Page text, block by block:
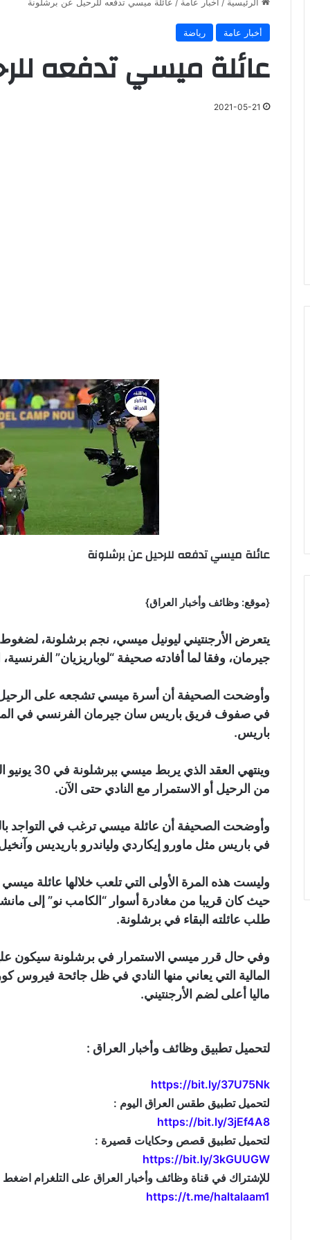
أخبار عامة رياضة
عائلة ميسي تدفعه
2021-05-21
عائلة ميسي تدفعه للرحيل عن برشلونة
{موقع: وظائف وأخبار العراق}
يتعرض الأرجنتيني ليونيل ميسي، نجم برشلونة،
جيرمان، وفقا لما أفادته صحيفة “لوباريزيان”
وأوضحت الصحيفة أن أسرة ميسي تشجعه على الرحيل
في صفوف فريق باريس سان جيرمان الفرنسي في
باريس.
وينتهي
من الرحيل أو الاستمرار مع النادي حتى الآن.
وأوضحت الصحيفة أن عائلة ميسي ترغب في التواجد
في باريس مثل ماورو إيكاردي ولياندرو باريديس
حيث كان قريبا من مغادرة أسوار “الكامب نو” إلى
طلب عائلته البقاء في برشلونة.
وفي حال قرر ميسي الاستمرار في برشلونة سيكون
المالية التي يعاني منها النادي في ظل جائحة فيروس
ماليا أعلى لضم الأرجنتيني.
لتحميل تطبيق وظائف وأخبار العراق :
https://bit.ly/37U75Nk
لتحميل تطبيق طقس العراق اليوم :
https://bit.ly/3jEf4A8
لتحميل تطبيق قصص وحكايات قصيرة :
https://bit.ly/3kGUUGW
للإشتراك في قناة وظائف وأخبار العراق على التلغرام اضغط
https://t.me/haltalaam1